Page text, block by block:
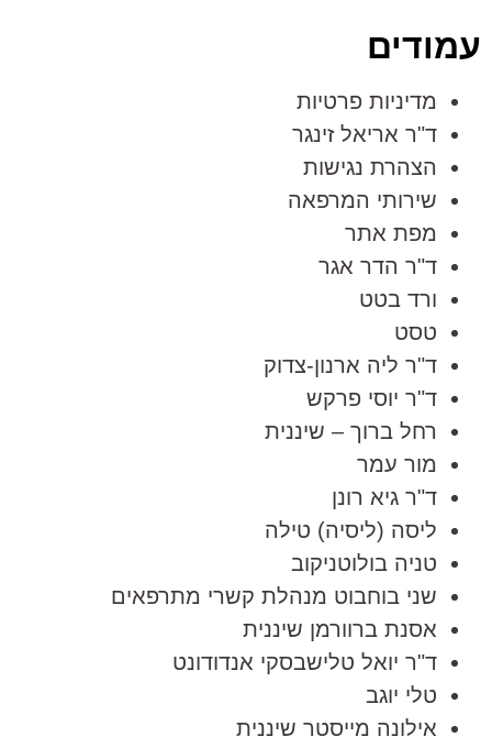
עמודים
מדיניות פרטיות
ד"ר אריאל זינגר
הצהרת נגישות
שירותי המרפאה
מפת אתר
ד"ר הדר אגר
ורד בטט
טסט
ד"ר ליה ארנון-צדוק
ד"ר יוסי פרקש
רחל ברוך – שיננית
מור עמר
ד"ר גיא רונן
ליסה (ליסיה) טילה
טניה בולוטניקוב
שני בוחבוט מנהלת קשרי מתרפאים
אסנת ברוורמן שיננית
ד"ר יואל טלישבסקי אנדודונט
טלי יוגב
אילונה מייסטר שיננית